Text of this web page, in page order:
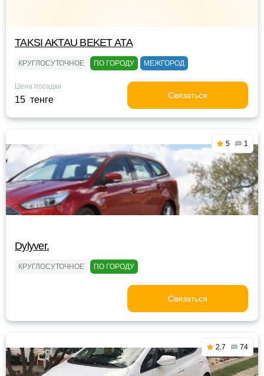
TAKSI AKTAU BEKET ATA
КРУГЛОСУТОЧНОЕ ПО ГОРОДУ МЕЖГОРОД
Цена посадки
15 тенге Связаться
5 1
Dylyver.
КРУГЛОСУТОЧНОЕ ПО ГОРОДУ
Связаться
2.7 74